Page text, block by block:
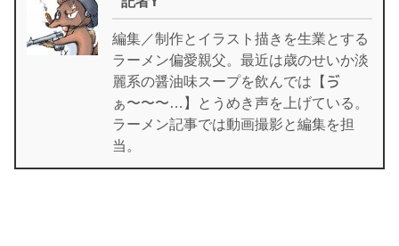
編集／制作とイラスト描きを生業とする
ラーメン偏愛親父。最近は歳のせいか淡
麗系の醤油味スープを飲んでは【ゔ
ぁ〜〜〜…】とうめき声を上げている。
ラーメン記事では動画撮影と編集を担
当。